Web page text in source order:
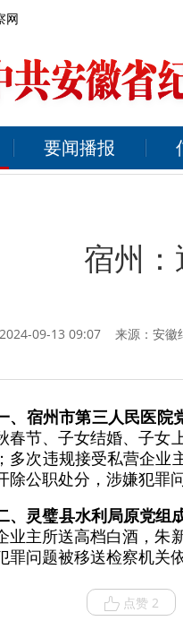
网
要闻播报
宿州
09-13 09:07 来源： 安徽
、宿州市第三人民医院
春节、子女结婚、子女
多次违规接受私营企业
除公职处分，涉嫌犯罪
、灵璧县水利局原党组
业主所送高档白酒，朱
罪问题被移送检察机关
点赞 2